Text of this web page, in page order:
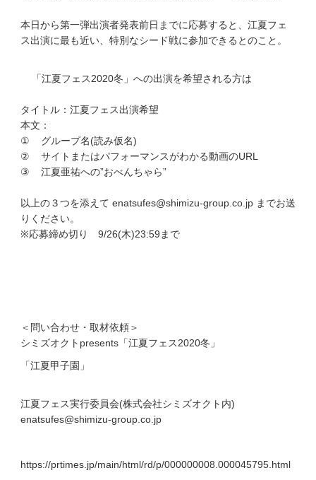
本日から第一弾出演者発表前日までに応募すると、江夏フェ
ス出演に最も近い、特別なシード戦に参加できるとのこと。
「江夏フェス2020冬」への出演を希望される方は
タイトル：江夏フェス出演希望
本文：
① グループ名(読み仮名)
② サイトまたはパフォーマンスがわかる動画のURL
③ 江夏亜祐への”おべんちゃら”
以上の３つを添えて enatsufes@shimizu-group.co.jp までお送
りください。
※応募締め切り 9/26(木)23:59まで
＜問い合わせ・取材依頼＞
シミズオクトpresents「江夏フェス2020冬」
「江夏甲子園」
江夏フェス実行委員会(株式会社シミズオクト内)
enatsufes@shimizu-group.co.jp
https://prtimes.jp/main/html/rd/p/000000008.000045795.html